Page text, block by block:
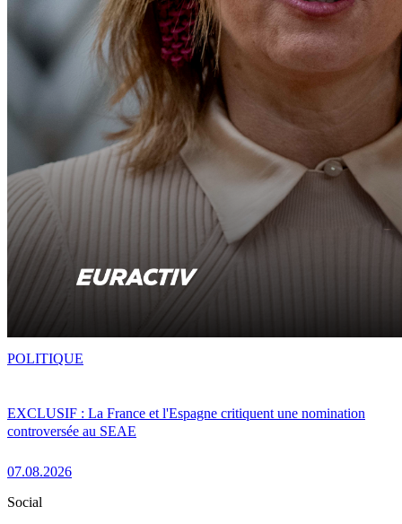
EXCLUSIF : La France et l'Espagne critiquent une nomination
controversée au SEAE
07.08.2026
POLITIQUE
Social